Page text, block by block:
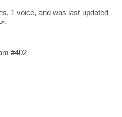
1 voice, and was last updated
.
#402